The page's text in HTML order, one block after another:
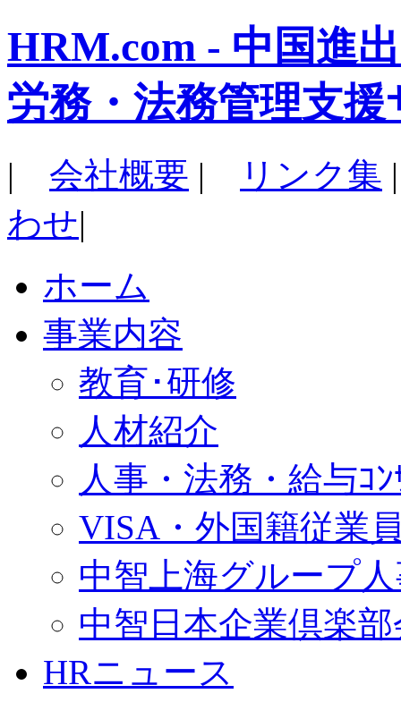
HRM.com - 中国進
労務・法務管理支援
| 会社概要 | リンク集
わせ|
ホーム
事業内容
教育･研修
人材紹介
人事・法務・給与ｺﾝ
VISA・外国籍従業
中智上海グループ
中智日本企業倶楽
HRニュース